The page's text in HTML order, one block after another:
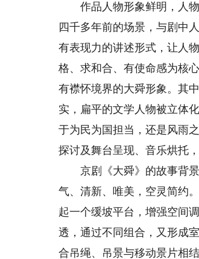
作品人物形象鲜明，人物
四千多年前的场景，与剧中
有表现力的讲述形式，让人
格、求和合、有使命感为核
有襟怀境界的大舜形象。其
实，扁平的文学人物被立体
于为民为国担当，还是风雨
探讨及舞台呈现、音乐烘托
京剧《大舜》的故事背景
气、清新、唯美，空灵简约
起一个缓坡平台，增强空间
透，通过不同组合，又形成
合吊绳、吊景与移动景片相